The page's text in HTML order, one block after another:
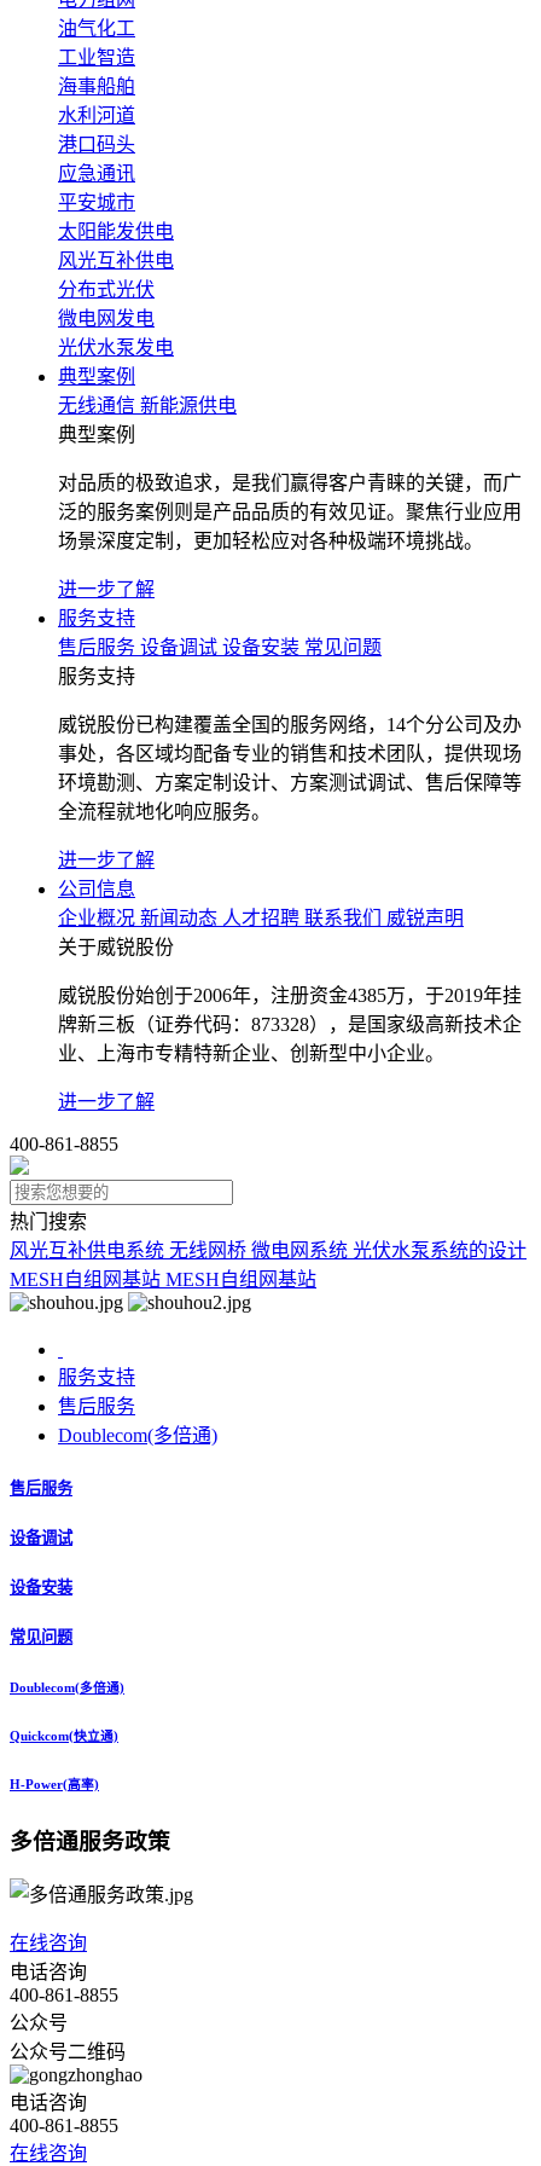
油气化工
工业智造
海事船舶
水利河道
港口码头
应急通讯
平安城市
太阳能发供电
风光互补供电
分布式光伏
微电网发电
光伏水泵发电
典型案例
无线通信 新能源供电
典型案例
对品质的极致追求，是我们赢得客户青睐的关键，而广
泛的服务案例则是产品品质的有效见证。聚焦行业应用
场景深度定制，更加轻松应对各种极端环境挑战。
进一步了解
服务支持
售后服务 设备调试 设备安装 常见问题
服务支持
威锐股份已构建覆盖全国的服务网络，14个分公司及办
事处，各区域均配备专业的销售和技术团队，提供现场
环境勘测、方案定制设计、方案测试调试、售后保障等
全流程就地化响应服务。
进一步了解
公司信息
企业概况 新闻动态 人才招聘 联系我们
威锐声明
关于威锐股份
威锐股份始创于2006年，注册资金4385万，于2019年挂
牌新三板（证券代码：873328），是国家级高新技术企
业、上海市专精特新企业、创新型中小企业。
进一步了解
400-861-8855
热门搜索
风光互补供电系统 无线网桥 微电网系统 光伏水泵系统的设计
MESH自组网基站 MESH自组网基站
服务支持
售后服务
Doublecom(多倍通)
售后服务
设备调试
设备安装
常见问题
Doublecom(多倍通)
Quickcom(快立通)
H-Power(高率)
多倍通服务政策
在线咨询
电话咨询
400-861-8855
公众号
公众号二维码
电话咨询
400-861-8855
在线咨询